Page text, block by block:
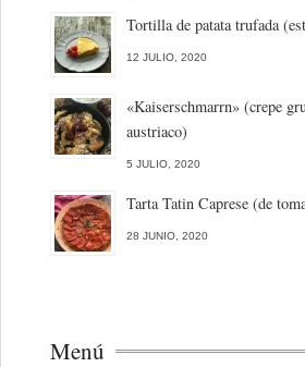
Tortilla de patata trufada
12 JULIO, 2020
«Kaiserschmarrn» (crepe
austriaco)
5 JULIO, 2020
Tarta Tatin Caprese (de
28 JUNIO, 2020
Menú